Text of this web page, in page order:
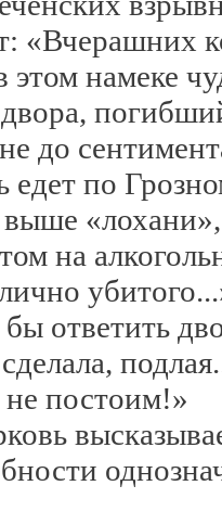
«Вчерашних
намеке
двора,
до
едет по
на
ответить
постоим!»